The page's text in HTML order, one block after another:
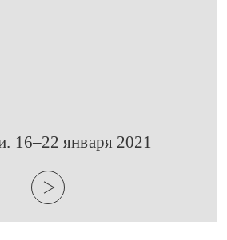
16–22 января 2021